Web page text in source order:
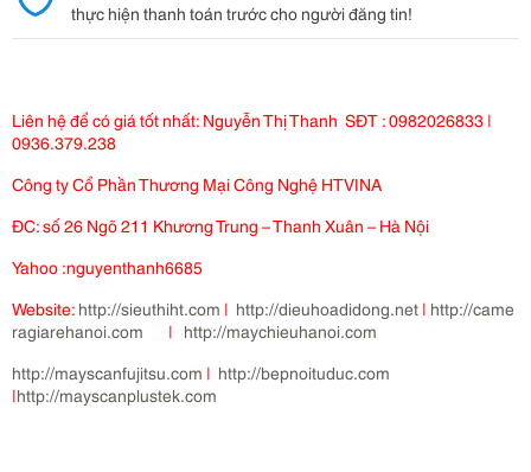
thực hiện thanh toán trước cho người đăng tin!
Liên hệ để có giá tốt nhất: Nguyễn Thị Thanh SĐT : 0982026833 |
0936.379.238
Công ty Cổ Phần Thương Mại Công Nghệ HTVINA
ĐC: số 26 Ngõ 211 Khương Trung – Thanh Xuân – Hà Nội
Yahoo :nguyenthanh6685
Website: http://sieuthiht.com | http://dieuhoadidong.net | http://came
ragiarehanoi.com | http://maychieuhanoi.com
http://mayscanfujitsu.com | http://bepnoituduc.com
|http://mayscanplustek.com